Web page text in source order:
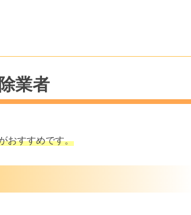
業者
おすすめです。